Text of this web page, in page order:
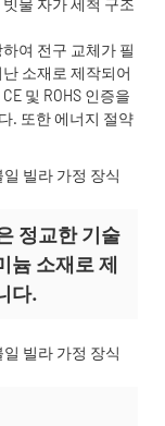
여 전구 교체가 필
소재로 제작되어
및 ROHS 인증을
. 또한 에너지 절약
정교한 기술
늄 소재로 제
다.